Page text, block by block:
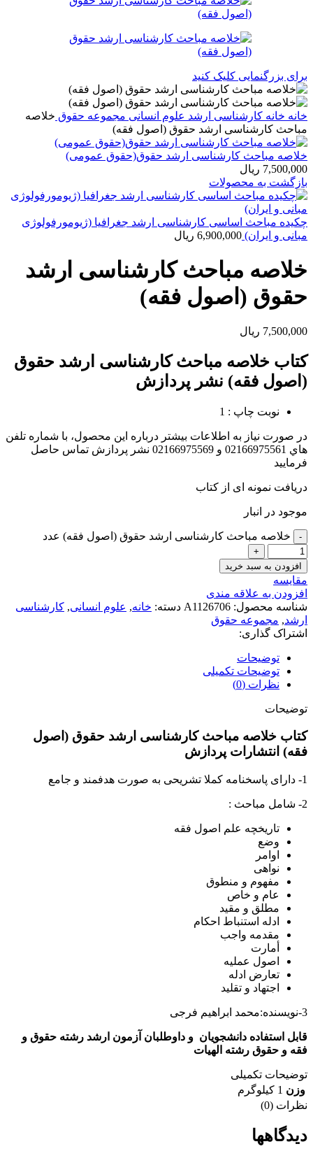
برای بزرگنمایی کلیک کنید
خانه خانه کارشناسی ارشد علوم انسانی مجموعه حقوق خلاصه
مباحث کارشناسی ارشد حقوق (اصول فقه)
خلاصه مباحث کارشناسی ارشد حقوق(حقوق عمومی)
7,500,000 ریال
بازگشت به محصولات
چکیده مباحث اساسی کارشناسی ارشد جغرافیا (ژیومورفولوژی
مبانی و ایران) 6,900,000 ریال
خلاصه مباحث کارشناسی ارشد
حقوق (اصول فقه)
7,500,000 ریال
کتاب خلاصه مباحث کارشناسی ارشد حقوق
(اصول فقه) نشر پردازش
نوبت چاپ : 1
در صورت نياز به اطلاعات بيشتر درباره اين محصول، با شماره تلفن
هاي 02166975561 و 02166975569 نشر پردازش تماس حاصل
فرماييد
دریافت نمونه ای از کتاب
موجود در انبار
خلاصه مباحث کارشناسی ارشد حقوق (اصول فقه) عدد
افزودن به سبد خرید
مقايسه
افزودن به علاقه مندی
شناسه محصول: A1126706 دسته: خانه, علوم انسانی, کارشناسی
ارشد, مجموعه حقوق
اشتراک گذاری:
توضیحات
توضیحات تکمیلی
نظرات (0)
توضیحات
کتاب خلاصه مباحث کارشناسی ارشد حقوق (اصول
فقه) انتشارات پردازش
1- دارای پاسخنامه کملا تشریحی به صورت هدفمند و جامع
2- شامل مباحث :
تاریخچه علم اصول فقه
وضع
اوامر
نواهی
مفهوم و منطوق
عام و خاص
مطلق و مقید
ادله استنباط احکام
مقدمه واجب
أمارت
اصول عملیه
تعارض ادله
اجتهاد و تقلید
3-نویسنده:محمد ابراهیم فرجی
قابل استفاده دانشجویان و داوطلبان آزمون ارشد رشته حقوق و
فقه و حقوق رشته الهیات
توضیحات تکمیلی
وزن 1 کیلوگرم
نظرات (0)
دیدگاهها